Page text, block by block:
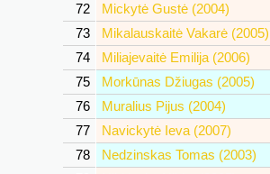
72
Mickytė Gustė (2004)
73
Mikalauskaitė Vakarė (2005)
74
Miliajevaitė Emilija (2006)
75
Morkūnas Džiugas (2005)
76
Muralius Pijus (2004)
77
Navickytė Ieva (2007)
78
Nedzinskas Tomas (2003)